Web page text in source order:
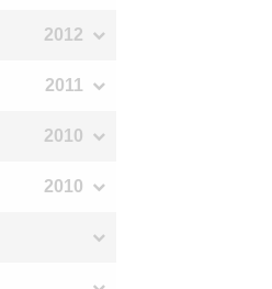
2012
2011
2010
2010